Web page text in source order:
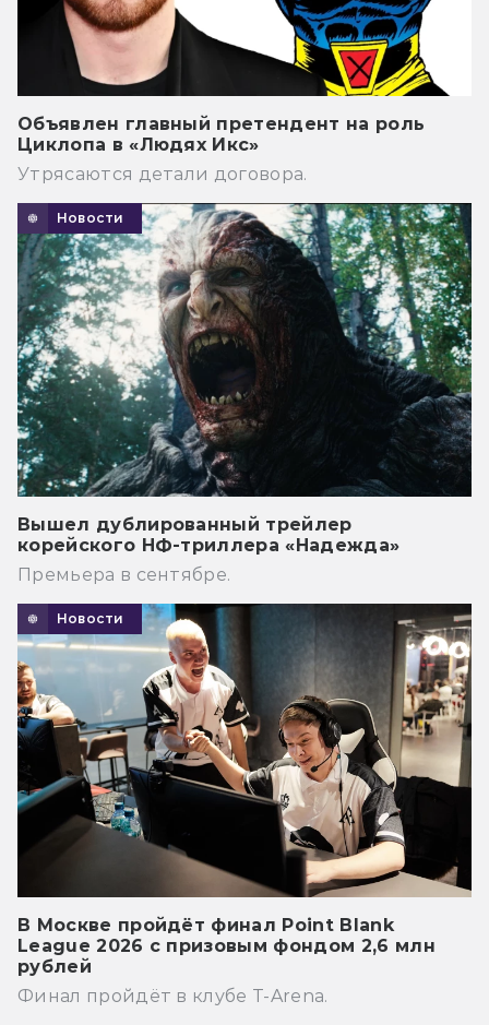
Объявлен главный претендент на роль
Циклопа в «Людях Икс»
Утрясаются детали договора.
Новости
Вышел дублированный трейлер
корейского НФ-триллера «Надежда»
Премьера в сентябре.
Новости
В Москве пройдёт финал Point Blank
League 2026 с призовым фондом 2,6 млн
рублей
Финал пройдёт в клубе T-Arena.